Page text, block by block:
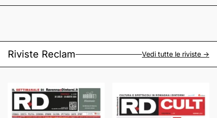
Riviste Reclam Vedi tutte le riviste ->